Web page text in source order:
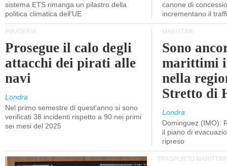
sistema ETS rimanga un pilastro della
politica climatica dell'UE
canone di
incrementano il
PIRATERIA
Prosegue il calo degli
attacchi dei pirati alle
navi
Londra
Nel primo semestre di quest'anno si sono
verificati 38 incidenti rispetto a 90 nei primi
sei mesi del 2025
MARITTIMI
Sono
marittimi
nella
Stretto di
Londra
Dominguez (IMO):
il piano di
ripreso
TRASPORTO